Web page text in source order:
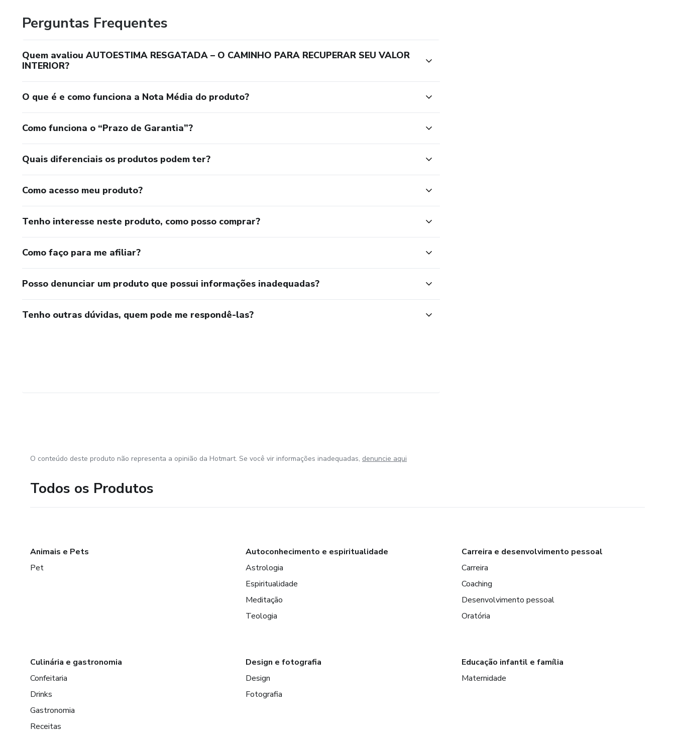
Perguntas Frequentes
Quem avaliou AUTOESTIMA RESGATADA – O CAMINHO PARA RECUPERAR SEU VALOR
INTERIOR?
O que é e como funciona a Nota Média do produto?
Como funciona o “Prazo de Garantia”?
Quais diferenciais os produtos podem ter?
Como acesso meu produto?
Tenho interesse neste produto, como posso comprar?
Como faço para me afiliar?
Posso denunciar um produto que possui informações inadequadas?
Tenho outras dúvidas, quem pode me respondê-las?
O conteúdo deste produto não representa a opinião da Hotmart. Se você vir informações inadequadas, denuncie aqui
Todos os Produtos
Animais e Pets
Pet
Autoconhecimento e espiritualidade
Astrologia
Espiritualidade
Meditação
Teologia
Carreira e desenvolvimento pessoal
Carreira
Coaching
Desenvolvimento pessoal
Oratória
Culinária e gastronomia
Confeitaria
Drinks
Gastronomia
Receitas
Design e fotografia
Design
Fotografia
Educação infantil e família
Maternidade